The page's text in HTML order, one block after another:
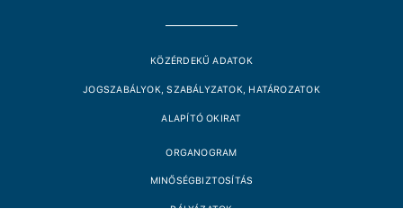
KÖZÉRDEKŰ ADATOK
JOGSZABÁLYOK, SZABÁLYZATOK, HATÁROZATOK
ALAPÍTÓ OKIRAT
ORGANOGRAM
MINŐSÉGBIZTOSÍTÁS
PÁLYÁZATOK